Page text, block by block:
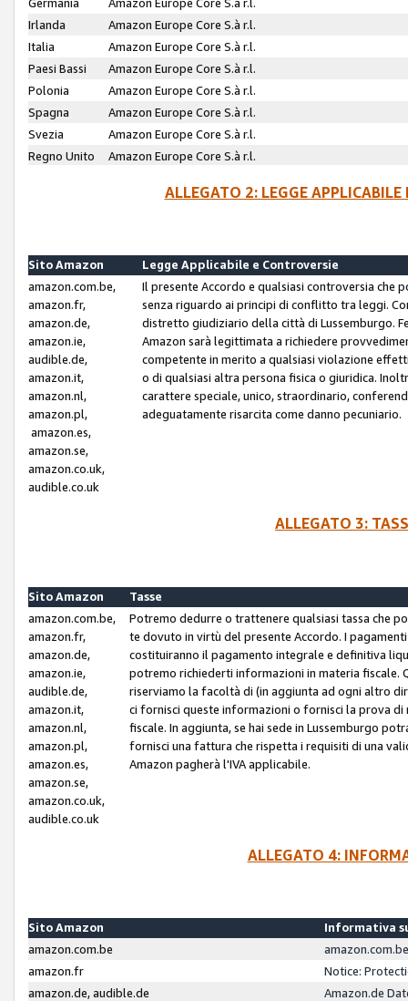
Irlanda
Amazon Europe Core S.à r.l.
Italia
Amazon Europe Core S.à r.l.
Paesi Bassi
Amazon Europe Core S.à r.l.
Polonia
Amazon Europe Core S.à r.l.
Spagna
Amazon Europe Core S.à r.l.
Svezia
Amazon Europe Core S.à r.l.
Regno Unito
Amazon Europe Core S.à r.l.
ALLEGATO 2: LEGGE
Sito Amazon
Legge Applicabile e Controversie
amazon.com.be,
amazon.fr,
amazon.de,
amazon.ie,
audible.de,
amazon.it,
amazon.nl,
amazon.pl,
amazon.es,
amazon.se,
amazon.co.uk,
audible.co.uk
Il presente Accordo e qualsiasi controversia che
senza riguardo ai principi di conflitto tra leggi.
distretto giudiziario della città di Lussemburgo.
Amazon sarà legittimata a richiedere
competente in merito a qualsiasi violazione
o di qualsiasi altra persona fisica o giuridica.
carattere speciale, unico, straordinario,
adeguatamente risarcita come danno pecuniario.
ALLEGATO 3:
Sito Amazon
Tasse
amazon.com.be,
amazon.fr,
amazon.de,
amazon.ie,
audible.de,
amazon.it,
amazon.nl,
amazon.pl,
amazon.es,
amazon.se,
amazon.co.uk,
audible.co.uk
Potremo dedurre o trattenere qualsiasi tassa che
te dovuto in virtù del presente Accordo. I
costituiranno il pagamento integrale e definitiva
potremo richiederti informazioni in materia fiscale.
riserviamo la facoltà di (in aggiunta ad ogni altro
ci fornisci queste informazioni o fornisci la prova
fiscale. In aggiunta, se hai sede in Lussemburgo
fornisci una fattura che rispetta i requisiti di una
Amazon pagherà l'IVA applicabile.
ALLEGATO 4:
Sito Amazon
Informativa
amazon.com.be
amazon.fr
Notice:
amazon.de, audible.de
Amazon.de